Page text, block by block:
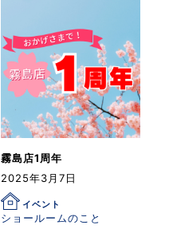
霧島店1周年
2025年3月7日
イベント
ショールームのこと